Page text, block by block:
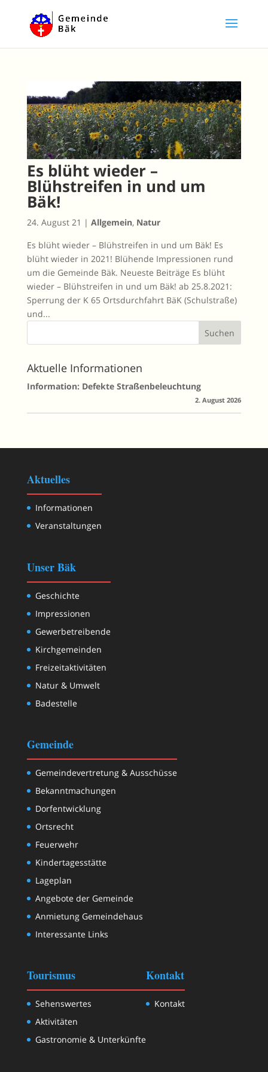
Es blüht wieder –
Blühstreifen in und um
Bäk!
24. August 21 | Allgemein, Natur
Es blüht wieder – Blühstreifen in und um Bäk! Es
blüht wieder in 2021! Blühende Impressionen rund
um die Gemeinde Bäk. Neueste Beiträge Es blüht
wieder – Blühstreifen in und um Bäk! ab 25.8.2021:
Sperrung der K 65 Ortsdurchfahrt BäK (Schulstraße)
und...
Aktuelle Informationen
Information: Defekte Straßenbeleuchtung
2. August 2026
Aktuelles
Informationen
Veranstaltungen
Unser Bäk
Geschichte
Impressionen
Gewerbetreibende
Kirchgemeinden
Freizeitaktivitäten
Natur & Umwelt
Badestelle
Gemeinde
Gemeindevertretung & Ausschüsse
Bekanntmachungen
Dorfentwicklung
Ortsrecht
Feuerwehr
Kindertagesstätte
Lageplan
Angebote der Gemeinde
Anmietung Gemeindehaus
Interessante Links
Tourismus
Sehenswertes
Aktivitäten
Gastronomie & Unterkünfte
Kontakt
Kontakt